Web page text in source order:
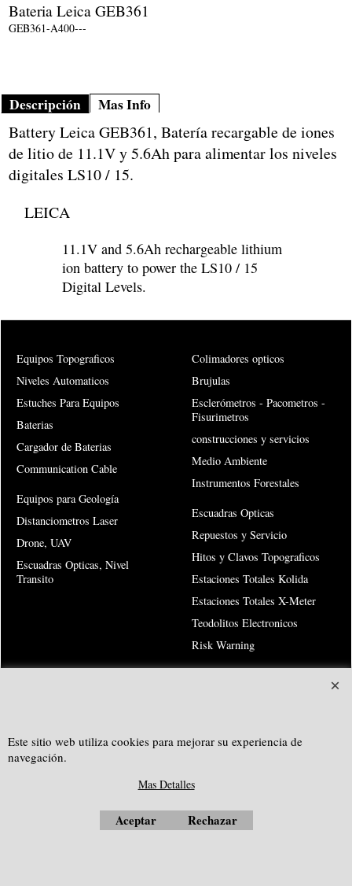
Bateria Leica GEB361
GEB361-A400---
Descripción Mas Info
Battery Leica GEB361, Batería recargable de iones
de litio de 11.1V y 5.6Ah para alimentar los niveles
digitales LS10 / 15.
LEICA
11.1V and 5.6Ah rechargeable lithium
ion battery to power the LS10 / 15
Digital Levels.
Equipos Topograficos
Niveles Automaticos
Estuches Para Equipos
Baterias
Cargador de Baterias
Communication Cable
Colimadores opticos
Brujulas
Esclerómetros - Pacometros -
Fisurimetros
construcciones y servicios
Medio Ambiente
Instrumentos Forestales
Equipos para Geología
Distanciometros Laser
Drone, UAV
Escuadras Opticas, Nivel
Transito
Escuadras Opticas
Repuestos y Servicio
Hitos y Clavos Topograficos
Estaciones Totales Kolida
Estaciones Totales X-Meter
Teodolitos Electronicos
Risk Warning
solicitar cotización personalizada a:
--------------------------------------------------
Este sitio web utiliza cookies para mejorar su experiencia de
navegación.
Mas Detalles
Aceptar Rechazar